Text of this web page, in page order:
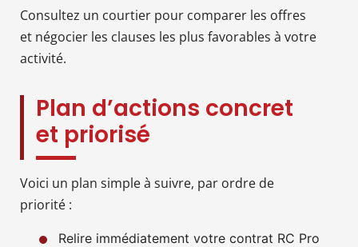
Consultez un courtier pour comparer les offres
et négocier les clauses les plus favorables à votre
activité.
Plan d’actions concret
et priorisé
Voici un plan simple à suivre, par ordre de
priorité :
Relire immédiatement votre contrat RC Pro